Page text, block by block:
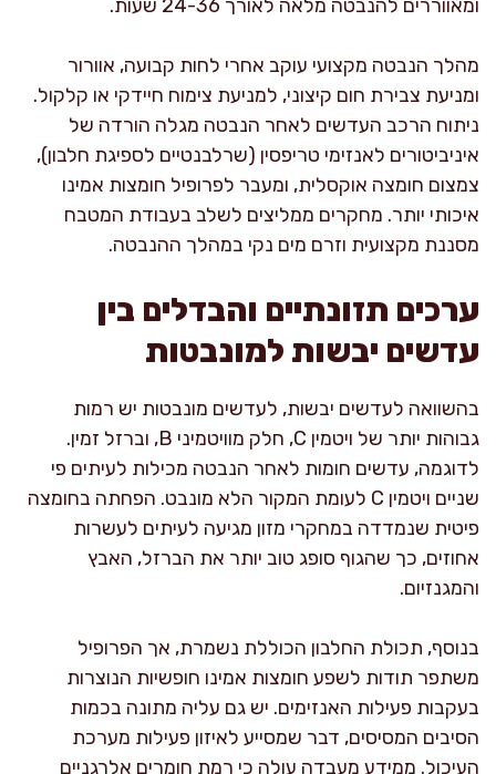
ומאווררים להנבטה מלאה לאורך 24-36 שעות.
מהלך הנבטה מקצועי עוקב אחרי לחות קבועה, אוורור
ומניעת צבירת חום קיצוני, למניעת צימוח חיידקי או קלקול.
ניתוח הרכב העדשים לאחר הנבטה מגלה הורדה של
איניביטורים לאנזימי טריפסין (שרלבנטיים לספיגת חלבון),
צמצום חומצה אוקסלית, ומעבר לפרופיל חומצות אמינו
איכותי יותר. מחקרים ממליצים לשלב בעבודת המטבח
מסננת מקצועית וזרם מים נקי במהלך ההנבטה.
ערכים תזונתיים והבדלים בין
עדשים יבשות למונבטות
בהשוואה לעדשים יבשות, לעדשים מונבטות יש רמות
גבוהות יותר של ויטמין C, חלק מוויטמיני B, וברזל זמין.
לדוגמה, עדשים חומות לאחר הנבטה מכילות לעיתים פי
שניים ויטמין C לעומת המקור הלא מונבט. הפחתה בחומצה
פיטית שנמדדה במחקרי מזון מגיעה לעיתים לעשרות
אחוזים, כך שהגוף סופג טוב יותר את הברזל, האבץ
והמגנזיום.
בנוסף, תכולת החלבון הכוללת נשמרת, אך הפרופיל
משתפר תודות לשפע חומצות אמינו חופשיות הנוצרות
בעקבות פעילות האנזימים. יש גם עליה מתונה בכמות
הסיבים המסיסים, דבר שמסייע לאיזון פעילות מערכת
העיכול. ממידע מעבדה עולה כי רמת חומרים אלרגניים